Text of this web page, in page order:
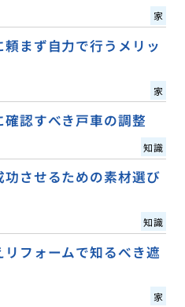
家
まず自力で行うメリッ
家
認すべき戸車の調整
知識
させるための素材選び
知識
フォームで知るべき遮
家